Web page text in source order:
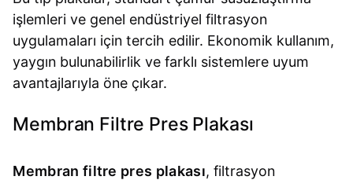
işlemleri ve genel endüstriyel filtrasyon
uygulamaları için tercih edilir. Ekonomik kullanım,
yaygın bulunabilirlik ve farklı sistemlere uyum
avantajlarıyla öne çıkar.
Membran Filtre Pres Plakası
Membran filtre pres plakası, filtrasyon